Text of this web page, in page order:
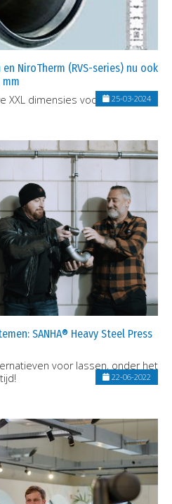
NiroTherm (RVS-series) nu ook
XXL dimensies voor RVS-series
25-03-2024
SANHA® Heavy Steel Press
voor lassen, onder het
22-06-2022